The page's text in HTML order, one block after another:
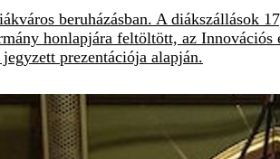
beruházásban. A diákszállások
honlapjára feltöltött, az
prezentációja alapján.